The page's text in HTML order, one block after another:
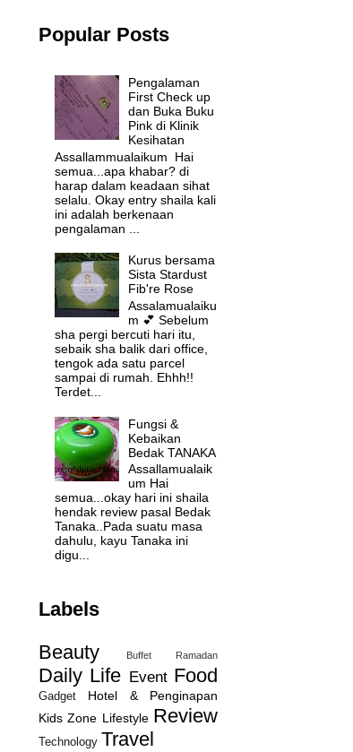
Popular Posts
Pengalaman
First Check up
dan Buka Buku
Pink di Klinik
Kesihatan
Assallammualaikum Hai
semua...apa khabar? di
harap dalam keadaan sihat
selalu. Okay entry shaila kali
ini adalah berkenaan
pengalaman ...
Kurus bersama
Sista Stardust
Fib're Rose
Assalamualaiku
m 💕 Sebelum
sha pergi bercuti hari itu,
sebaik sha balik dari office,
tengok ada satu parcel
sampai di rumah. Ehhh!!
Terdet...
Fungsi &
Kebaikan
Bedak TANAKA
Assallamualaik
um Hai
semua...okay hari ini shaila
hendak review pasal Bedak
Tanaka..Pada suatu masa
dahulu, kayu Tanaka ini
digu...
Labels
Beauty
Buffet Ramadan
Daily Life Event Food
Gadget
Hotel & Penginapan
Kids Zone Lifestyle Review
Technology Travel